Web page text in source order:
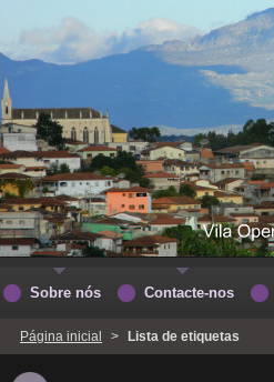
Página inicial > Lista de etiquetas
Sobre nós Contacte-nos